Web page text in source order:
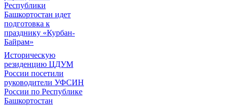
Республики
Башкортостан идет
подготовка к
празднику «Курбан-
Байрам»
Историческую
резиденцию ЦДУМ
России посетили
руководители УФСИН
России по Республике
Башкортостан